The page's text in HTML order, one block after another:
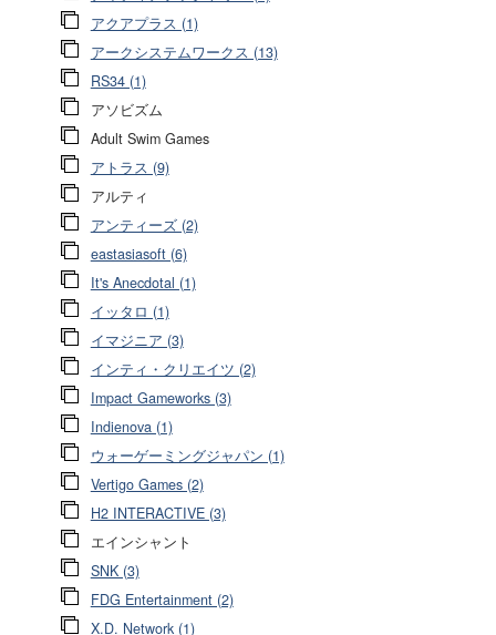
アクアプラス (1)
アークシステムワークス (13)
RS34 (1)
アソビズム
Adult Swim Games
アトラス (9)
アルティ
アンティーズ (2)
eastasiasoft (6)
It's Anecdotal (1)
イッタロ (1)
イマジニア (3)
インティ・クリエイツ (2)
Impact Gameworks (3)
Indienova (1)
ウォーゲーミングジャパン (1)
Vertigo Games (2)
H2 INTERACTIVE (3)
エインシャント
SNK (3)
FDG Entertainment (2)
X.D. Network (1)